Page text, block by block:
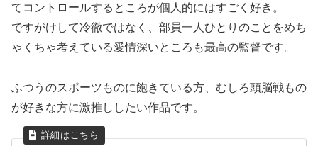
てコントロールするところが個人的にはすごく好き。
ですがけして冷徹ではなく、部員一人ひとりのことをめち
ゃくちゃ考えている愛情深いところも最高の監督です。
ふつうのスポーツものに飽きている方、むしろ頭脳戦もの
が好きな方に激推ししたい作品です。